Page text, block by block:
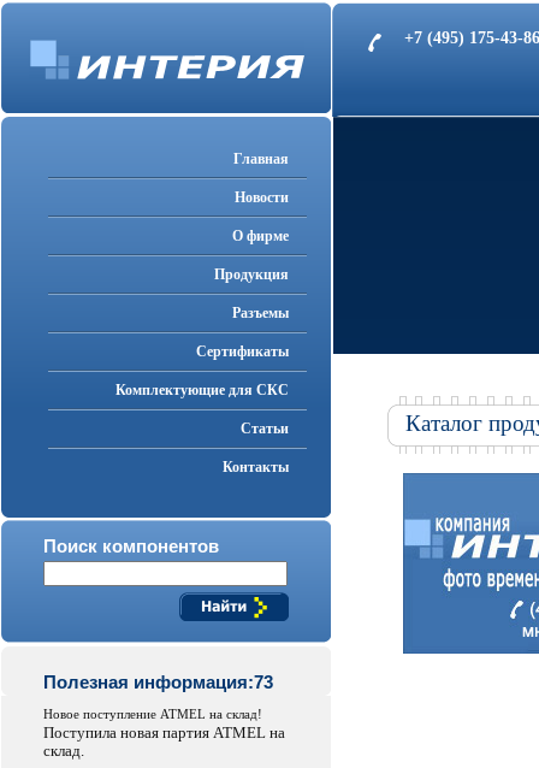
+7 (495) 175-43-
Главная
Новости
О фирме
Продукция
Разъемы
Cертификаты
Комплектующие для СКС
Статьи
Контакты
Поиск компонентов
Полезная информация:73
Новое поступление ATMEL на склад!
Поступила новая партия ATMEL на
склад.
Каталог